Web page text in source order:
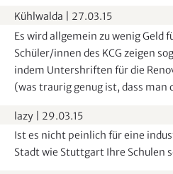
Kühlwalda
27.03.15
Es wird allgemein zu wenig Geld
Schüler/innen des KCG zeigen
indem Untershriften für die
(was traurig genug ist, dass man
lazy
29.03.15
Ist es nicht peinlich für eine
Stadt wie Stuttgart Ihre Schulen